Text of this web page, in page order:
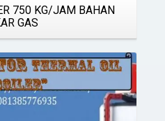
750 KG/JAM BAHAN
GAS